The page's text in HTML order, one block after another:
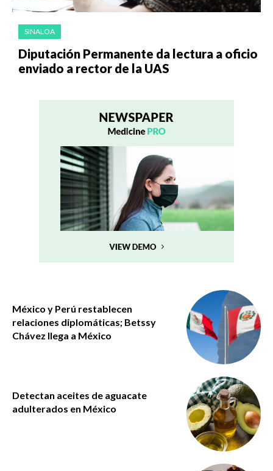
SINALOA
Diputación Permanente da lectura a oficio
enviado a rector de la UAS
México y Perú restablecen
relaciones diplomáticas; Betssy
Chávez llega a México
Detectan aceites de aguacate
adulterados en México